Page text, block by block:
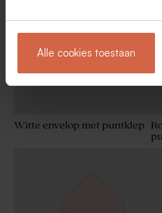
Alle cookies toestaan
Witte envelop met puntklep